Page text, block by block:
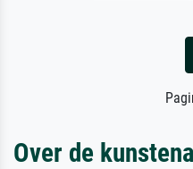
Over de